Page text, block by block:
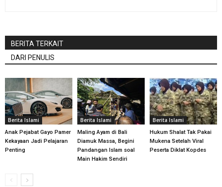
BERITA TERKAIT
DARI PENULIS
Berita Islami
Anak Pejabat Gayo Pamer
Kekayaan Jadi Pelajaran
Penting
Berita Islami
Maling Ayam di Bali
Diamuk Massa, Begini
Pandangan Islam soal
Main Hakim Sendiri
Berita Islami
Hukum Shalat Tak Pakai
Mukena Setelah Viral
Peserta Diklat Kopdes